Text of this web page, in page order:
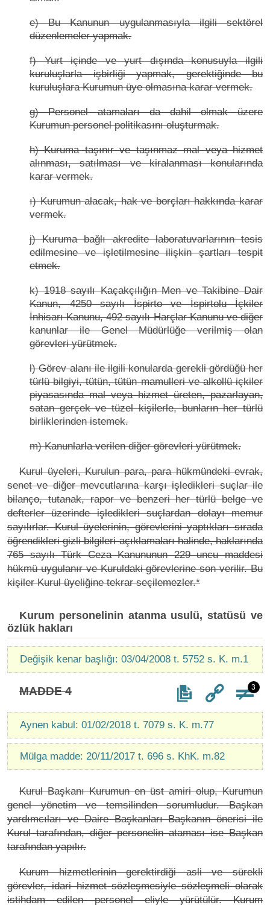
e) Bu Kanunun uygulanmasıyla ilgili sektörel
düzenlemeler yapmak.
f) Yurt içinde ve yurt dışında konusuyla ilgili
kuruluşlarla işbirliği yapmak, gerektiğinde bu
kuruluşlara Kurumun üye olmasına karar vermek.
g) Personel atamaları da dahil olmak üzere
Kurumun personel politikasını oluşturmak.
h) Kuruma taşınır ve taşınmaz mal veya hizmet
alınması, satılması ve kiralanması konularında
karar vermek.
ı) Kurumun alacak, hak ve borçları hakkında karar
vermek.
j) Kuruma bağlı akredite laboratuvarlarının tesis
edilmesine ve işletilmesine ilişkin şartları tespit
etmek.
k) 1918 sayılı Kaçakçılığın Men ve Takibine Dair
Kanun, 4250 sayılı İspirto ve İspirtolu İçkiler
İnhisarı Kanunu, 492 sayılı Harçlar Kanunu ve diğer
kanunlar ile Genel Müdürlüğe verilmiş olan
görevleri yürütmek.
l) Görev alanı ile ilgili konularda gerekli gördüğü her
türlü bilgiyi, tütün, tütün mamulleri ve alkollü içkiler
piyasasında mal veya hizmet üreten, pazarlayan,
satan gerçek ve tüzel kişilerle, bunların her türlü
birliklerinden istemek.
m) Kanunlarla verilen diğer görevleri yürütmek.
Kurul üyeleri, Kurulun para, para hükmündeki evrak,
senet ve diğer mevcutlarına karşı işledikleri suçlar ile
bilanço, tutanak, rapor ve benzeri her türlü belge ve
defterler üzerinde işledikleri suçlardan dolayı memur
sayılırlar. Kurul üyelerinin, görevlerini yaptıkları sırada
öğrendikleri gizli bilgileri açıklamaları halinde, haklarında
765 sayılı Türk Ceza Kanununun 229 uncu maddesi
hükmü uygulanır ve Kuruldaki görevlerine son verilir. Bu
kişiler Kurul üyeliğine tekrar seçilemezler.*
Kurum personelinin atanma usulü, statüsü ve
özlük hakları
Değişik kenar başlığı: 03/04/2008 t. 5752 s. K. m.1
MADDE 4 3
Aynen kabul: 01/02/2018 t. 7079 s. K. m.77
Mülga madde: 20/11/2017 t. 696 s. KhK. m.82
Kurul Başkanı Kurumun en üst amiri olup, Kurumun
genel yönetim ve temsilinden sorumludur. Başkan
yardımcıları ve Daire Başkanları Başkanın önerisi ile
Kurul tarafından, diğer personelin ataması ise Başkan
tarafından yapılır.
Kurum hizmetlerinin gerektirdiği asli ve sürekli
görevler, idari hizmet sözleşmesiyle sözleşmeli olarak
istihdam edilen personel eliyle yürütülür. Kurum